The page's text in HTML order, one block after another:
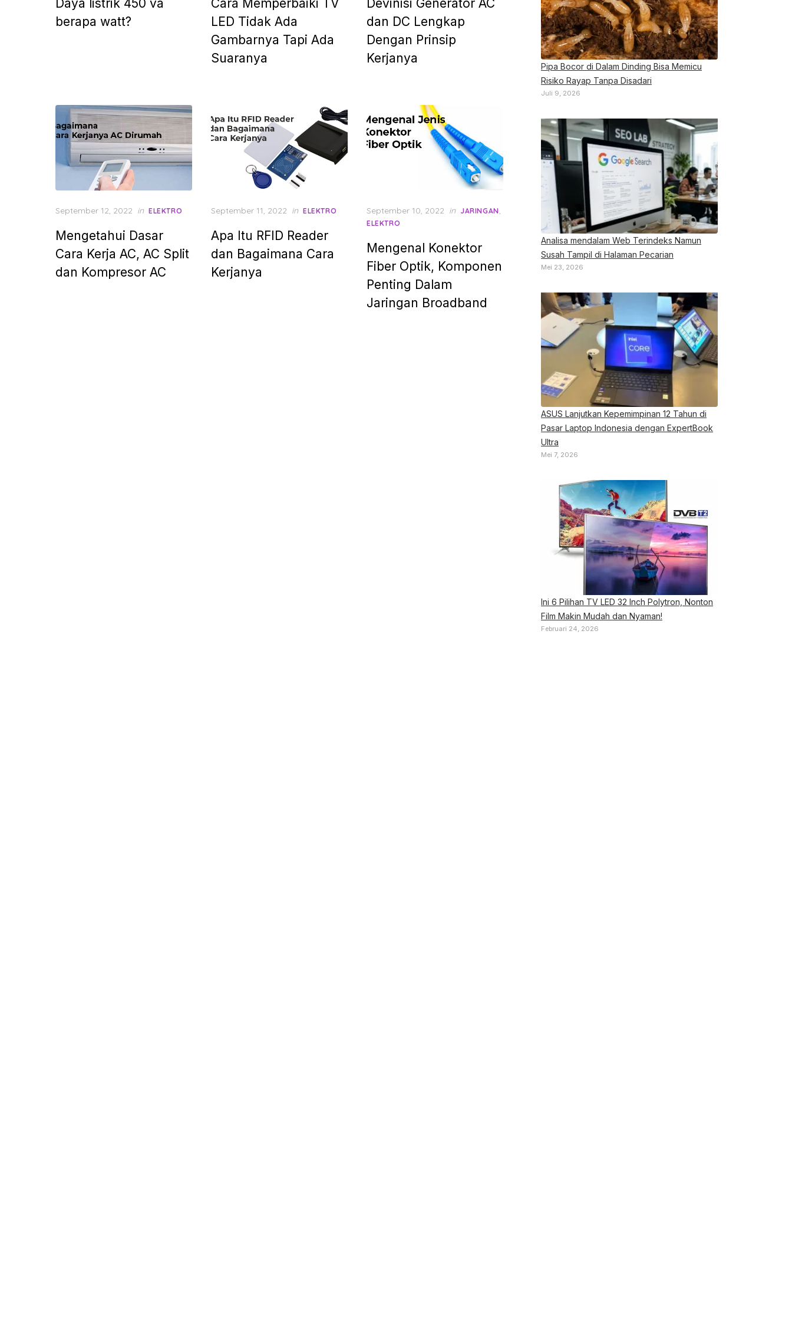
Daya listrik 450 va
berapa watt?
Cara Memperbaiki TV
LED Tidak Ada
Gambarnya Tapi Ada
Suaranya
Devinisi Generator AC
dan DC Lengkap
Dengan Prinsip
Kerjanya
Posted
September 12, 2022 in ELEKTRO
Mengetahui Dasar
Cara Kerja AC, AC Split
dan Kompresor AC
Posted
September 11, 2022 in ELEKTRO
Apa Itu RFID Reader
dan Bagaimana Cara
Kerjanya
Posted
on
September 10, 2022 in JARINGAN
ELEKTRO
Mengenal Konektor
Fiber Optik, Komponen
Penting Dalam
Jaringan Broadband
Pipa Bocor di Dalam Dinding Bisa Memicu
Risiko Rayap Tanpa Disadari
Juli 9, 2026
Analisa mendalam Web Terindeks Namun
Susah Tampil di Halaman Pecarian
Mei 23, 2026
ASUS Lanjutkan Kepemimpinan 12 Tahun di
Pasar Laptop Indonesia dengan ExpertBook
Ultra
Mei 7, 2026
Ini 6 Pilihan TV LED 32 Inch Polytron, Nonton
Film Makin Mudah dan Nyaman!
Februari 24, 2026